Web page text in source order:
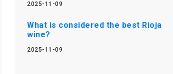
2025-11-09
What is considered the best Rioja
wine?
2025-11-09